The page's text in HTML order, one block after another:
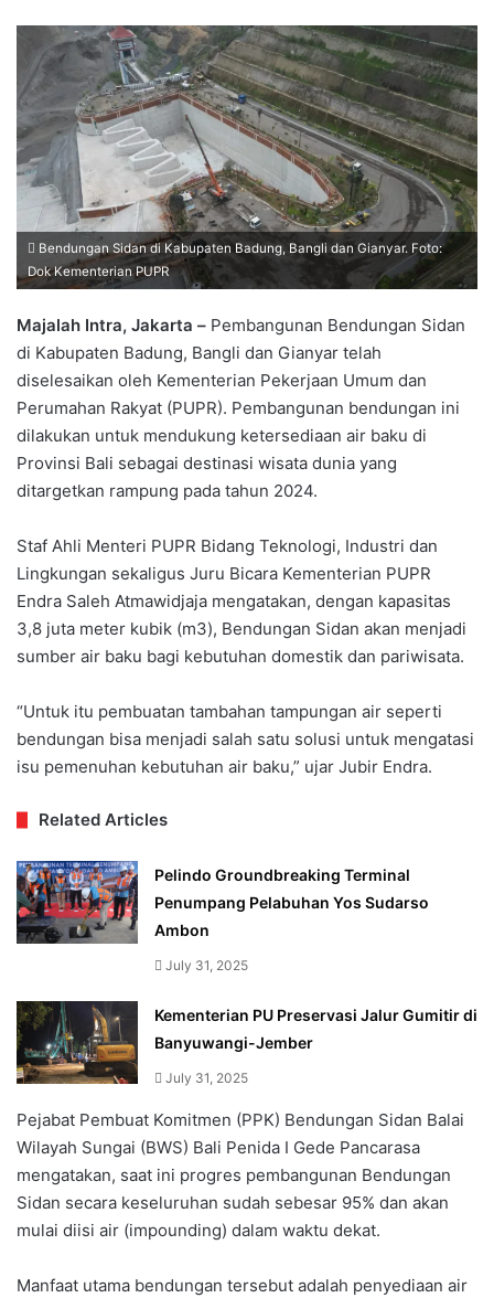
email
Bendungan Sidan di Kabupaten Badung, Bangli dan Gianyar. Foto:
Dok Kementerian PUPR
Majalah Intra, Jakarta – Pembangunan Bendungan Sidan
di Kabupaten Badung, Bangli dan Gianyar telah
diselesaikan oleh Kementerian Pekerjaan Umum dan
Perumahan Rakyat (PUPR). Pembangunan bendungan ini
dilakukan untuk mendukung ketersediaan air baku di
Provinsi Bali sebagai destinasi wisata dunia yang
ditargetkan rampung pada tahun 2024.
Staf Ahli Menteri PUPR Bidang Teknologi, Industri dan
Lingkungan sekaligus Juru Bicara Kementerian PUPR
Endra Saleh Atmawidjaja mengatakan, dengan kapasitas
3,8 juta meter kubik (m3), Bendungan Sidan akan menjadi
sumber air baku bagi kebutuhan domestik dan pariwisata.
“Untuk itu pembuatan tambahan tampungan air seperti
bendungan bisa menjadi salah satu solusi untuk mengatasi
isu pemenuhan kebutuhan air baku,” ujar Jubir Endra.
Related Articles
Pelindo Groundbreaking Terminal
Penumpang Pelabuhan Yos Sudarso
Ambon
July 31, 2025
Kementerian PU Preservasi Jalur Gumitir di
Banyuwangi-Jember
July 31, 2025
Pejabat Pembuat Komitmen (PPK) Bendungan Sidan Balai
Wilayah Sungai (BWS) Bali Penida I Gede Pancarasa
mengatakan, saat ini progres pembangunan Bendungan
Sidan secara keseluruhan sudah sebesar 95% dan akan
mulai diisi air (impounding) dalam waktu dekat.
Manfaat utama bendungan tersebut adalah penyediaan air